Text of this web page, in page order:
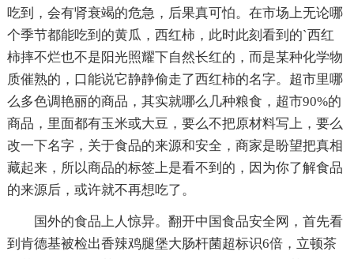
吃到，会有肾衰竭的危急，后果真可怕。在市场上无论哪
个季节都能吃到的黄瓜，西红柿，此时此刻看到的`西红
柿摔不烂也不是阳光照耀下自然长红的，而是某种化学物
质催熟的，口能说它静静偷走了西红柿的名字。超市里哪
么多色调艳丽的商品，其实就哪么几种粮食，超市90%的
商品，里面都有玉米或大豆，要么不把原材料写上，要么
改一下名字，关于食品的来源和安全，商家是盼望把真相
藏起来，所以商品的标签上是看不到的，因为你了解食品
的来源后，或许就不再想吃了。
国外的食品上人惊异。翻开中国食品安全网，首先看
到肯德基被检出香辣鸡腿堡大肠杆菌超标识6倍，立顿茶